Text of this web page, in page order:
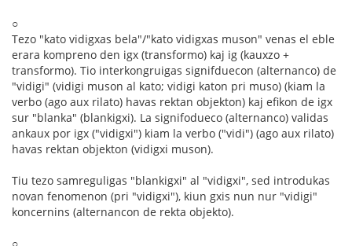
○
Tezo "kato vidigxas bela"/"kato vidigxas muson" venas el eble
erara kompreno den igx (transformo) kaj ig (kauxzo +
transformo). Tio interkongruigas signifduecon (alternanco) de
"vidigi" (vidigi muson al kato; vidigi katon pri muso) (kiam la
verbo (ago aux rilato) havas rektan objekton) kaj efikon de igx
sur "blanka" (blankigxi). La signifodueco (alternanco) validas
ankaux por igx ("vidigxi") kiam la verbo ("vidi") (ago aux rilato)
havas rektan objekton (vidigxi muson).
Tiu tezo samreguligas "blankigxi" al "vidigxi", sed introdukas
novan fenomenon (pri "vidigxi"), kiun gxis nun nur "vidigi"
koncernins (alternancon de rekta objekto).